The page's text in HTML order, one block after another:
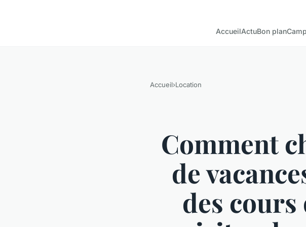
AccueilActuBon plan
Accueil›Location
Comment
de
des cours